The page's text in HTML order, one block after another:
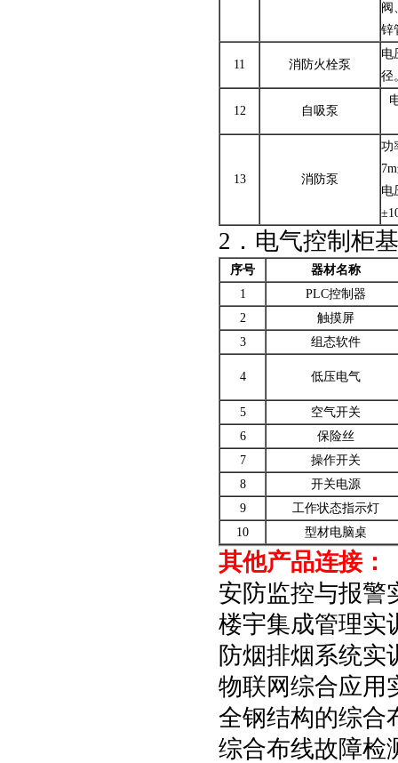
阀
锌
11 消防火栓泵
电
径
12 自吸泵
13 消防泵
功
电
2．电气控制柜
序号
器材名称
1
PLC控制器
2
触摸屏
3
组态软件
4 低压电气
5
空气开关
6
保险丝
7
操作开关
8
开关电源
9
工作状态指示灯
10
型材电脑桌
其他产品连接：
安防监控与报警
楼宇集成管理实
防烟排烟系统实
物联网综合应用
全钢结构的综合
综合布线故障检